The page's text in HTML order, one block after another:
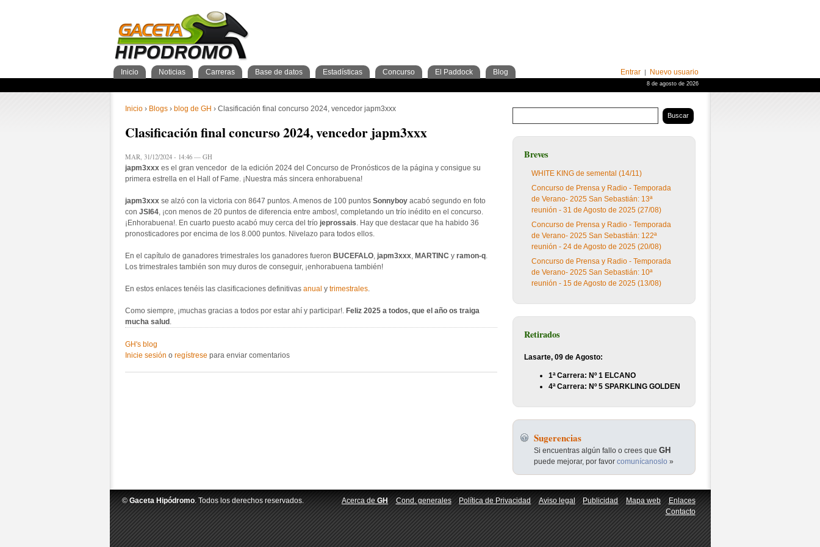
Entrar | Nuevo usuario
Inicio› Blogs› blog de GH › Clasificación final concurso 2024, vencedor japm3xxx
Clasificación final concurso 2024, vencedor japm3xxx
MAR, 31/12/2024 - 14:46 — GH
japm3xxxes el gran vencedor de la edición 2024 del Concurso de Pronósticos de la página y consigue su
primera estrella en el Hall of Fame. ¡Nuestra más sincera enhorabuena!
japm3xxxse alzó con la victoria con 8647 puntos. A menos de 100 puntos Sonnyboyacabó segundo en foto
con JSI64, ¡con menos de 20 puntos de diferencia entre ambos!, completando un trío inédito en el concurso.
¡Enhorabuena!. En cuarto puesto acabó muy cerca del trío jeprossais. Hay que destacar que ha habido 36
pronosticadores por encima de los 8.000 puntos. Nivelazo para todos ellos.
En el capítulo de ganadores trimestrales los ganadores fueron BUCEFALO, japm3xxx, MARTINC y ramon-q.
Los trimestrales también son muy duros de conseguir, ¡enhorabuena también!
En estos enlaces tenéis las clasificaciones definitivas anual y trimestrales.
Como siempre, ¡muchas gracias a todos por estar ahí y participar!. Feliz 2025 a todos, que el año os traiga
mucha salud .
GH's blog
Inicie sesión o regístrese para enviar comentarios
Breves
WHITE KING de semental (14/11)
Concurso de Prensa y Radio - Temporada
de Verano- 2025 San Sebastián: 13ª
reunión - 31 de Agosto de 2025 (27/08)
Concurso de Prensa y Radio - Temporada
de Verano- 2025 San Sebastián: 122ª
reunión - 24 de Agosto de 2025 (20/08)
Concurso de Prensa y Radio - Temporada
de Verano- 2025 San Sebastián: 10ª
reunión - 15 de Agosto de 2025 (13/08)
Retirados
Lasarte, 09 de Agosto:
1ª Carrera: Nº 1 ELCANO
4ª Carrera: Nº 5 SPARKLING GOLDEN
Sugerencias
Si encuentras algún fallo o crees que GH
puede mejorar, por favor comunícanoslo »
Inicio
Noticias
Carreras
Base de datos
Estadísticas
Concurso
El Paddock
Blog
© Gaceta Hipódromo. Todos los derechos reservados. Acerca deGH Cond. generales Política de Privacidad Aviso legal Publicidad Mapa web
Enlaces
Contacto
8 de agosto de 2026